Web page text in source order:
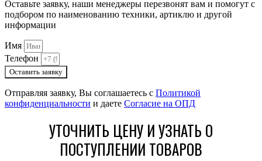
Оставьте заявку, наши менеджеры перезвонят вам и помогут с
подбором по наименованию техники, артиклю и другой
информации
Имя
Телефон
Оставить заявку
Отправляя заявку, Вы соглашаетесь с Политикой
конфиденциальности и даете Согласие на ОПД
УТОЧНИТЬ ЦЕНУ И УЗНАТЬ О
ПОСТУПЛЕНИИ ТОВАРОВ